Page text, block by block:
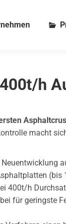
h
macht
400t/h
für geringste